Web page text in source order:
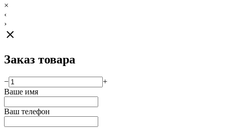
×
‹
›
close
Заказ товара
−
+
Ваше имя
Ваш телефон